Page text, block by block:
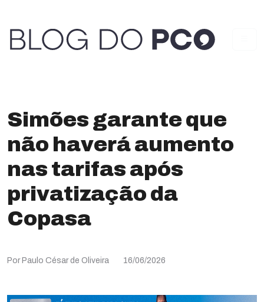
Simões garante que
não haverá aumento
nas tarifas após
privatização da
Copasa
Por Paulo César de Oliveira 16/06/2026